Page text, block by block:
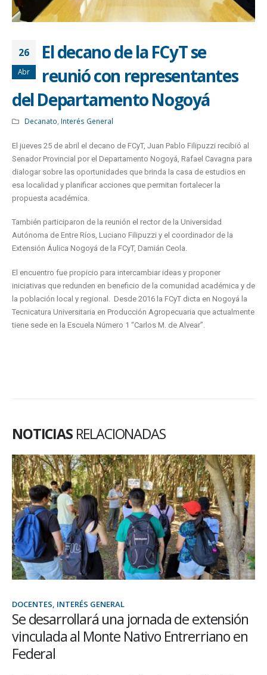
26
Abr
El decano de la FCyT se
reunió con representantes
del Departamento Nogoyá
Decanato Interés General
El jueves 25 de abril el decano de FCyT, Juan Pablo Filipuzzi recibió al
Senador Provincial por el Departamento Nogoyá, Rafael Cavagna para
dialogar sobre las oportunidades que brinda la casa de estudios en
esa localidad y planificar acciones que permitan fortalecer la
propuesta académica.
También participaron de la reunión el rector de la Universidad
Autónoma de Entre Ríos, Luciano Filipuzzi y el coordinador de la
Extensión Áulica Nogoyá de la FCyT, Damián Ceola.
El encuentro fue propicio para intercambiar ideas y proponer
iniciativas que redunden en beneficio de la comunidad académica y de
la población local y regional. Desde 2016 la FCyT dicta en Nogoyá la
Tecnicatura Universitaria en Producción Agropecuaria que actualmente
tiene sede en la Escuela Número 1 “Carlos M. de Alvear”.
NOTICIAS RELACIONADAS
DOCENTES, INTERÉS GENERAL
Se desarrollará una jornada de extensión
vinculada al Monte Nativo Entrerriano en
Federal